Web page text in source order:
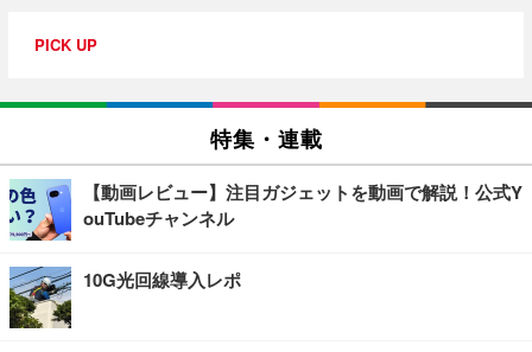
PICK UP
特集・連載
【動画レビュー】注目ガジェットを動画で解説！公式Y
ouTubeチャンネル
10G光回線導入レポ